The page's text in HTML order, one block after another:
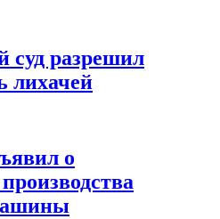
суд разрешил
лихачей
о